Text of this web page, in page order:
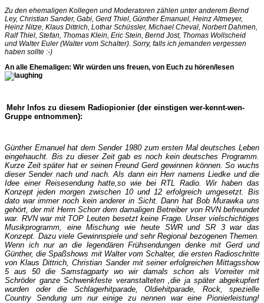
Zu den ehemaligen Kollegen und Moderatoren zählen unter anderem Bernd
Ley, Christian Sander, Gabi, Gerd Thiel, Günther Emanuel, Heinz Altmeyer,
Heinz Nitze, Klaus Dittrich, Lothar Schüssler, Michael Cheval, Norbert Dahmen,
Ralf Thiel, Stefan, Thomas Klein, Eric Stein, Bernd Jost, Thomas Wollscheid
und Walter Euler (Walter vom Schalter). Sorry, falls ich jemanden vergessen
haben sollte :-)
An alle Ehemaligen: Wir würden uns freuen, von Euch zu hören/lesen
Mehr Infos zu diesem Radiopionier (der einstigen wer-kennt-wen-
Gruppe entnommen):
Günther Emanuel hat dem Sender 1980 zum ersten Mal deutsches Leben
eingehaucht. Bis zu dieser Zeit gab es noch kein deutsches Programm.
Kurze Zeit später hat er seinen Freund Gerd gewinnen können. So wuchs
dieser Sender nach und nach. Als dann ein Herr namens Liedke und die
Idee einer Reisesendung hatte,so wie bei RTL Radio. Wir haben das
Konzept jeden morgen zwischen 10 und 12 erfolgreich umgesetzt. Bis
dato war immer noch kein anderer in Sicht. Dann hat Bob Murawka uns
gehört, der mit Herrn Schorr dem damaligen Betreiber von RVN befreundet
war. RVN war mit TOP Leuten besetzt keine Frage. Unser vielschichtiges
Musikprogramm, eine Mischung wie heute SWR und SR 3 war das
Konzept. Dazu viele Gewinnspiele und sehr Regional bezogenen Themen.
Wenn ich nur an die legendären Frühsendungen denke mit Gerd und
Günther, die Spaßshows mit Walter vom Schalter, die ersten Radioschritte
von Klaus Dittrich, Christian Sander mit seiner erfolgreichen Mittagsshow
5 aus 50 die Samstagparty wo wir damals schon als Vorreiter mit
Schröder ganze Schwenkfeste veranstalteten ,die ja später abgekupfert
wurden oder die Schlagerhitparade, Oldiehitparade, Rock, spezielle
Country Sendung um nur einige zu nennen war eine Pionierleistung!